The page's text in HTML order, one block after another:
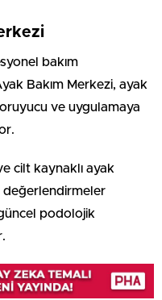
bakım
Bakım Merkezi, ayak
ve uygulamaya
cilt kaynaklı ayak
değerlendirmeler
podolojik